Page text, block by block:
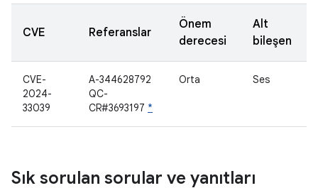
CVE Referanslar
Önem
derecesi
Alt
bileşen
CVE-
2024-
33039
A-344628792
QC-
CR#3693197 *
Orta Ses
Sık sorulan sorular ve yanıtları